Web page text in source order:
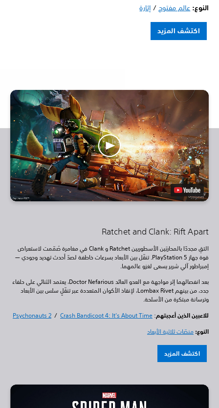
النوع:عالم مفتوح/إثارة
اكتشف المزيد
Ratchet and Clank: Rift Apart
التقِ مجددًا بالمحاربَين الأسطوريين Ratchet و Clank في مغامرة صُمّمت لاستعراض
قوة جهاز PlayStation 5. تنقّل بين الأبعاد بسرعات خاطفة لصدّ أحدث تهديد وجودي —
إمبراطور آلي شرير يسعى لغزو عالمهما.
بعد انفصالهما إثر مواجهة مع العدو العائد Doctor Nefarious، يعتمد الثنائي على حلفاء
جدد، من بينهم Lombax Rivet، لإنقاذ الأكوان المتعددة عبر تنقّلٍ سلس بين الأبعاد
وترسانة مبتكرة من الأسلحة.
للاعبين الذين أعجبتهم:
Psychonauts 2/Crash Bandicoot 4: It’s About Time
النوع:منصّات ثلاثية الأبعاد
اكتشف المزيد